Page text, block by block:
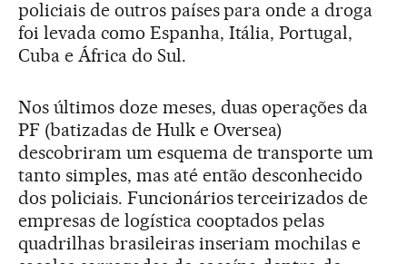
policiais de outros países para onde a droga
foi levada como Espanha, Itália, Portugal,
Cuba e África do Sul.
Nos últimos doze meses, duas operações da
PF (batizadas de Hulk e Oversea)
descobriram um esquema de transporte um
tanto simples, mas até então desconhecido
dos policiais. Funcionários terceirizados de
empresas de logística cooptados pelas
quadrilhas brasileiras inseriam mochilas e